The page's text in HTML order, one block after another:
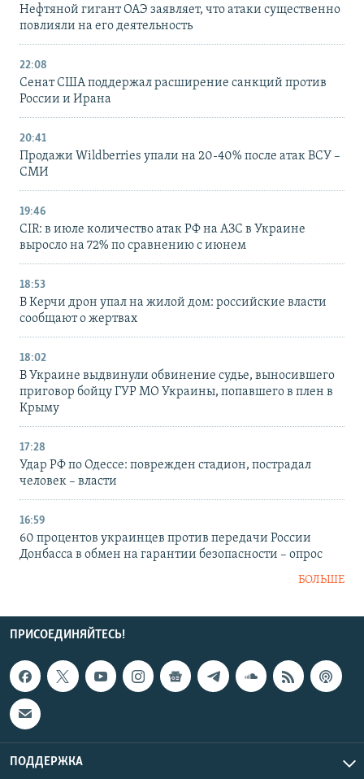
Нефтяной гигант ОАЭ заявляет, что атаки существенно
повлияли на его деятельность
22:08
Сенат США поддержал расширение санкций против
России и Ирана
20:41
Продажи Wildberries упали на 20-40% после атак ВСУ –
СМИ
19:46
CIR: в июле количество атак РФ на АЗС в Украине
выросло на 72% по сравнению с июнем
18:53
В Керчи дрон упал на жилой дом: российские власти
сообщают о жертвах
18:02
В Украине выдвинули обвинение судье, выносившего
приговор бойцу ГУР МО Украины, попавшего в плен в
Крыму
17:28
Удар РФ по Одессе: поврежден стадион, пострадал
человек – власти
16:59
60 процентов украинцев против передачи России
Донбасса в обмен на гарантии безопасности – опрос
БОЛЬШЕ
ПРИСОЕДИНЯЙТЕСЬ!
ПОДДЕРЖКА